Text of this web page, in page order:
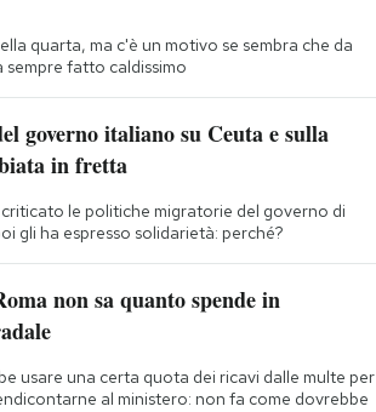
quarta, ma c'è un motivo se sembra che da
sempre fatto caldissimo
governo italiano su Ceuta e sulla
in fretta
le politiche migratorie del governo di
gli ha espresso solidarietà: perché?
non sa quanto spende in
usare una certa quota dei ricavi dalle multe per
al ministero: non fa come dovrebbe